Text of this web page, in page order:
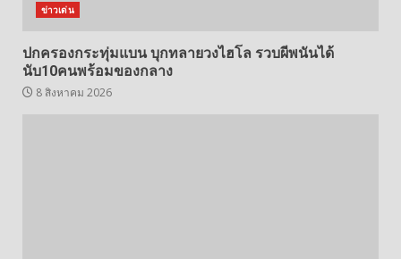
ข่าวเด่น
ปกครองกระทุ่มแบน บุกทลายวงไฮโล รวบผีพนันได้
นับ10คนพร้อมของกลาง
8 สิงหาคม 2026